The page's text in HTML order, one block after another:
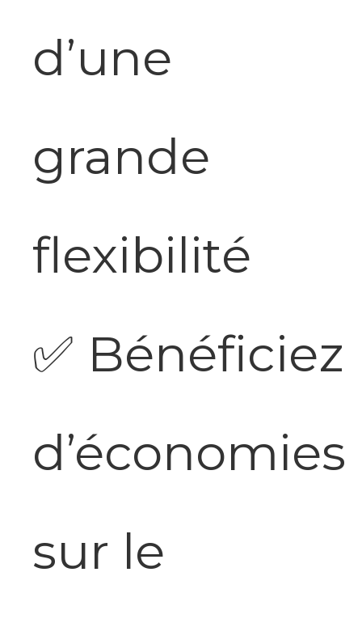
d’une
grande
flexibilité
✅ Bénéficiez
d’économies
sur le